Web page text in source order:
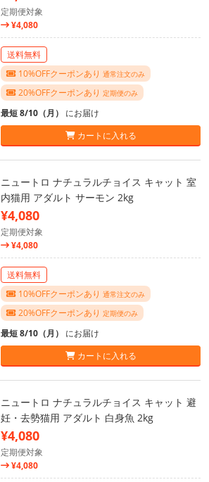
定期便対象
¥4,080
送料無料
10%OFFクーポンあり 通常注文のみ
20%OFFクーポンあり 定期便のみ
最短 8/10（月） にお届け
カートに入れる
ニュートロ ナチュラルチョイス キャット 室
内猫用 アダルト サーモン 2kg
¥4,080
定期便対象
¥4,080
送料無料
10%OFFクーポンあり 通常注文のみ
20%OFFクーポンあり 定期便のみ
最短 8/10（月） にお届け
カートに入れる
ニュートロ ナチュラルチョイス キャット 避
妊・去勢猫用 アダルト 白身魚 2kg
¥4,080
定期便対象
¥4,080